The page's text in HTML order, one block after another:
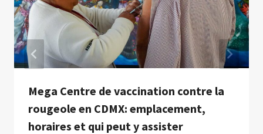
Mega Centre de vaccination contre la
rougeole en CDMX: emplacement,
horaires et qui peut y assister